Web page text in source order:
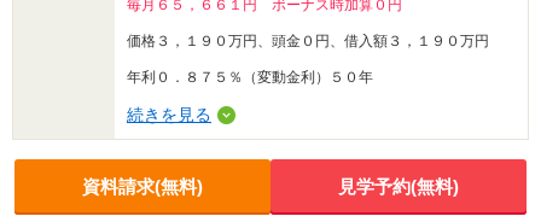
毎月６５，６６１円 ボーナス時加算０円
価格３，１９０万円、頭金０円、借入額３，１９０万円
年利０．８７５％（変動金利）５０年
続きを見る
資料請求(無料) 見学予約(無料)